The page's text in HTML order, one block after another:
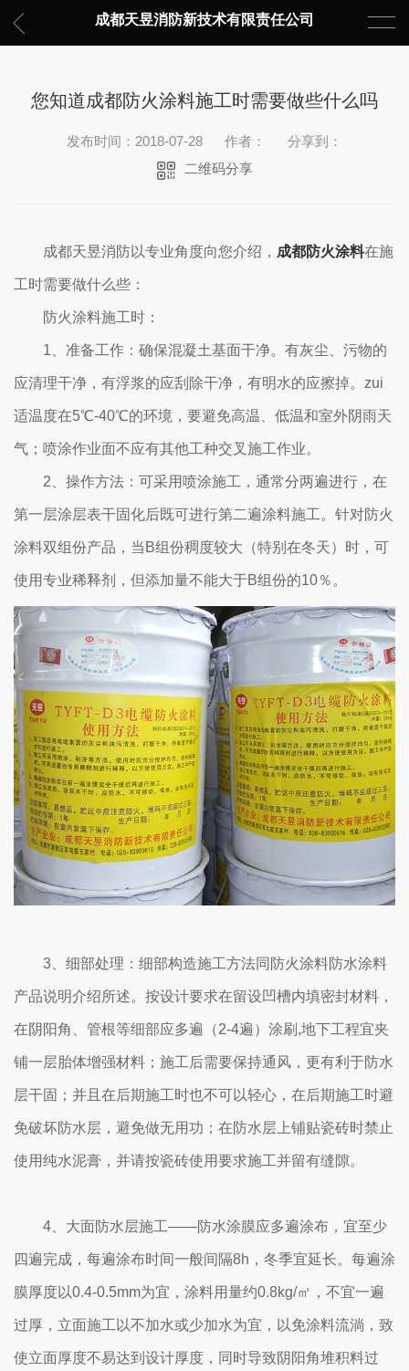
成都天昱消防新技术有限责任公司
您知道成都防火涂料施工时需要做些什么吗
发布时间：2018-07-28 作者：
分享到：
二维码分享
成都天昱消防以专业角度向您介绍， 成都防火涂料在施
工时需要做什么些：
防火涂料施工时：
1、准备工作：确保混凝土基面干净。有灰尘、污物的
应清理干净，有浮浆的应刮除干净，有明水的应擦掉。zui
适温度在5℃-40℃的环境，要避免高温、低温和室外阴雨天
气；喷涂作业面不应有其他工种交叉施工作业。
2、操作方法：可采用喷涂施工，通常分两遍进行，在
第一层涂层表干固化后既可进行第二遍涂料施工。针对防火
涂料双组份产品，当B组份稠度较大（特别在冬天）时，可
使用专业稀释剂，但添加量不能大于B组份的10％。
3、细部处理：细部构造施工方法同防火涂料防水涂料
产品说明介绍所述。按设计要求在留设凹槽内填密封材料，
在阴阳角、管根等细部应多遍（2-4遍）涂刷,地下工程宜夹
铺一层胎体增强材料；施工后需要保持通风，更有利于防水
层干固；并且在后期施工时也不可以轻心，在后期施工时避
免破坏防水层，避免做无用功；在防水层上铺贴瓷砖时禁止
使用纯水泥膏，并请按瓷砖使用要求施工并留有缝隙。
4、大面防水层施工——防水涂膜应多遍涂布，宜至少
四遍完成，每遍涂布时间一般间隔8h，冬季宜延长。每遍涂
膜厚度以0.4-0.5mm为宜，涂料用量约0.8kg/㎡，不宜一遍
过厚，立面施工以不加水或少加水为宜，以免涂料流淌，致
使立面厚度不易达到设计厚度，同时导致阴阳角堆积料过